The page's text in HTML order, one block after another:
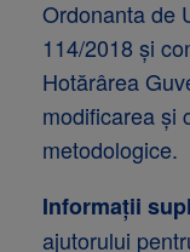
Ordonanta de
114/2018 și
Hotărârea
modificarea și
metodologice.
Informații
ajutorului